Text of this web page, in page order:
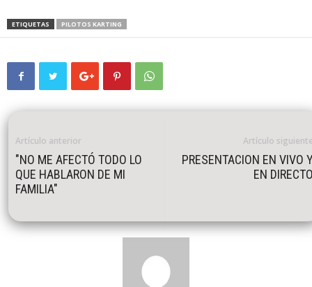
ETIQUETAS PILOTOS KARTING
Artículo anterior
"NO ME AFECTÓ TODO LO
QUE HABLARON DE MI
FAMILIA"
Artículo
PRESENTACION EN VIVO
EN